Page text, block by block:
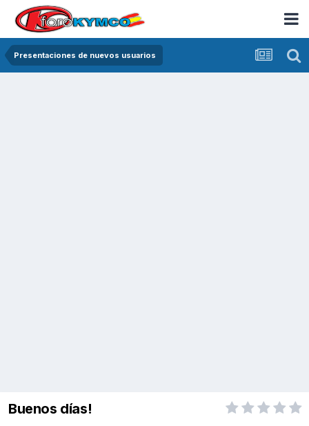
Presentaciones de nuevos usuarios
Buenos días!